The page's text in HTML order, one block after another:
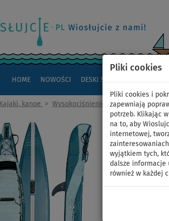
Pliki cookies
Pliki cookies i
zapewniają
potrzeb. Klikając
na to, aby
internetowej,
wyjątkiem tych,
dalsze informacje
również w każdej
HOME NOWOŚCI DESKI SUP
Kajaki, kanoe > Wysokociśnieniowe Drop-Stitch